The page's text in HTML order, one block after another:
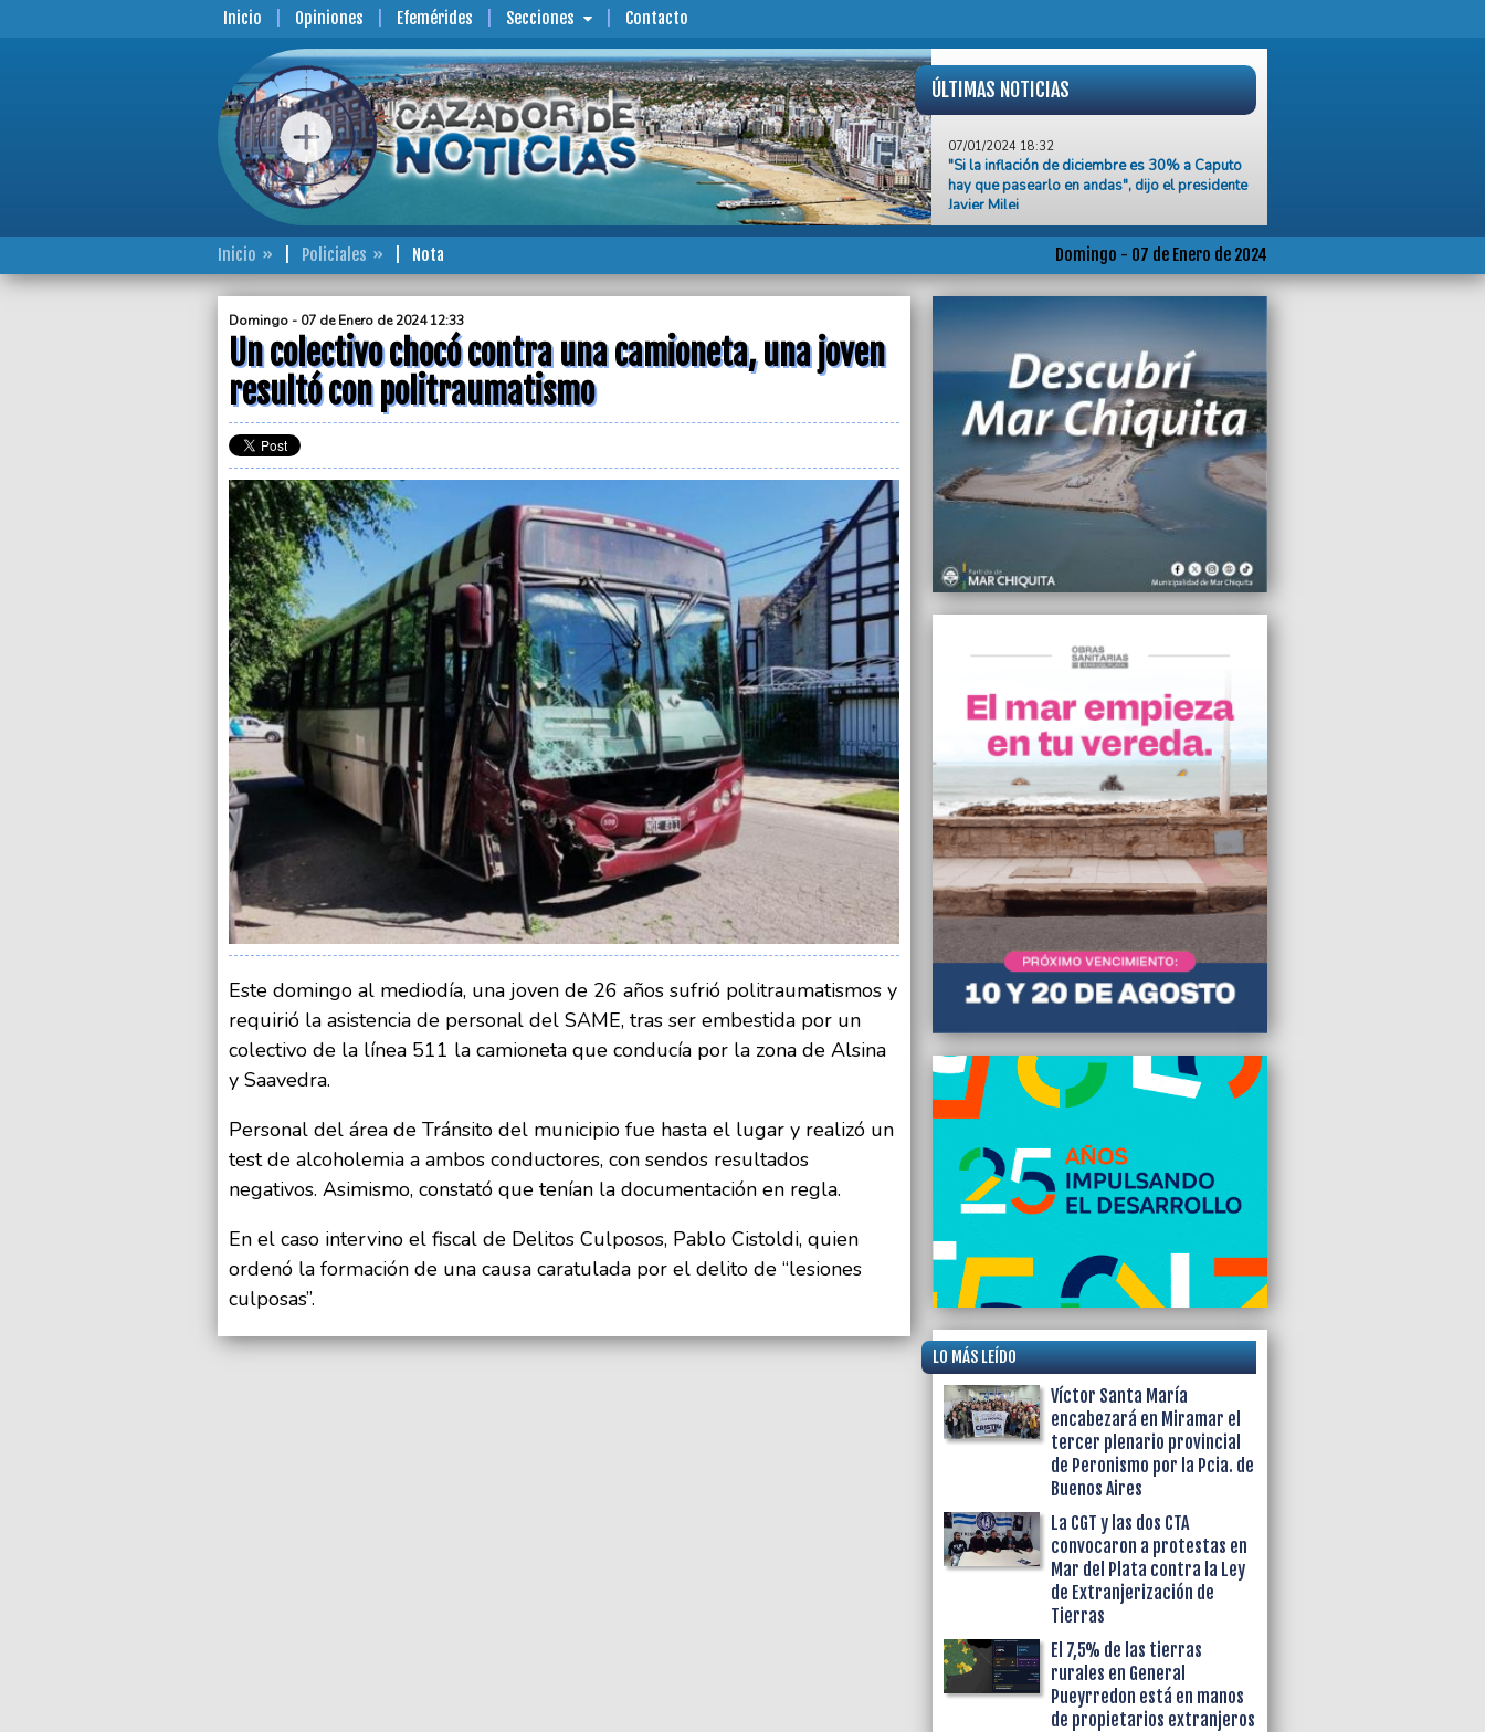
Inicio Opiniones Efemérides Secciones Contacto
ÚLTIMAS NOTICIAS
"Si la inflación de diciembre es 30% a Caputo
hay que pasearlo en andas", dijo el presidente
Javier Milei
07/01/2024 18:00
Una foto vale más que mil palabras
07/01/2024 16:00
Un juez provincial solicitó que se anule la parte
del DNU relacionada con las prepagas
07/01/2024 15:34
El intendente Montenegro lleva nombrados 94
funcionarios en la planta política
07/01/2024 14:45
“Hemos vivido el peor diciembre en los
últimos 20 años”, aseguró Pablo Sánchez de
la Sociedad de Conductores de Taxis
Un colectivo chocó contra una camioneta, una
joven resultó con politraumatismo
07/01/2024 05:51
estatales para revisar el acuerdo salarial
07/01/2024 05:50
El Centro Recreativo Empleados de Comercio
Islas Malvinas abre sus puertas a la
temporada 2024
07/01/2024 04:31
Contrato millonario vencido, ciudad sucia y un
llamativo silencio de la política
07/01/2024 03:45
Kinesiólogos reclaman pago urgente y
actualización de honorarios al IOMA y obras
Domingo - 07 de Enero de 2024
Inicio Policiales Nota
Domingo - 07 de Enero de 2024 12:33
Un colectivo chocó contra una camioneta, una joven
resultó con politraumatismo
Este domingo al mediodía, una joven de 26 años sufrió politraumatismos y
requirió la asistencia de personal del SAME, tras ser embestida por un
colectivo de la línea 511 la camioneta que conducía por la zona de Alsina
y Saavedra.
Personal del área de Tránsito del municipio fue hasta el lugar y realizó un
test de alcoholemia a ambos conductores, con sendos resultados
negativos. Asimismo, constató que tenían la documentación en regla.
En el caso intervino el fiscal de Delitos Culposos, Pablo Cistoldi, quien
ordenó la formación de una causa caratulada por el delito de “lesiones
culposas”.
LO MÁS LEÍDO
Víctor Santa María
encabezará en Miramar el
tercer plenario provincial
de Peronismo por la Pcia. de
Buenos Aires
La CGT y las dos CTA
convocaron a protestas en
Mar del Plata contra la Ley
de Extranjerización de
Tierras
El 7,5% de las tierras
rurales en General
Pueyrredon está en manos
de propietarios extranjeros